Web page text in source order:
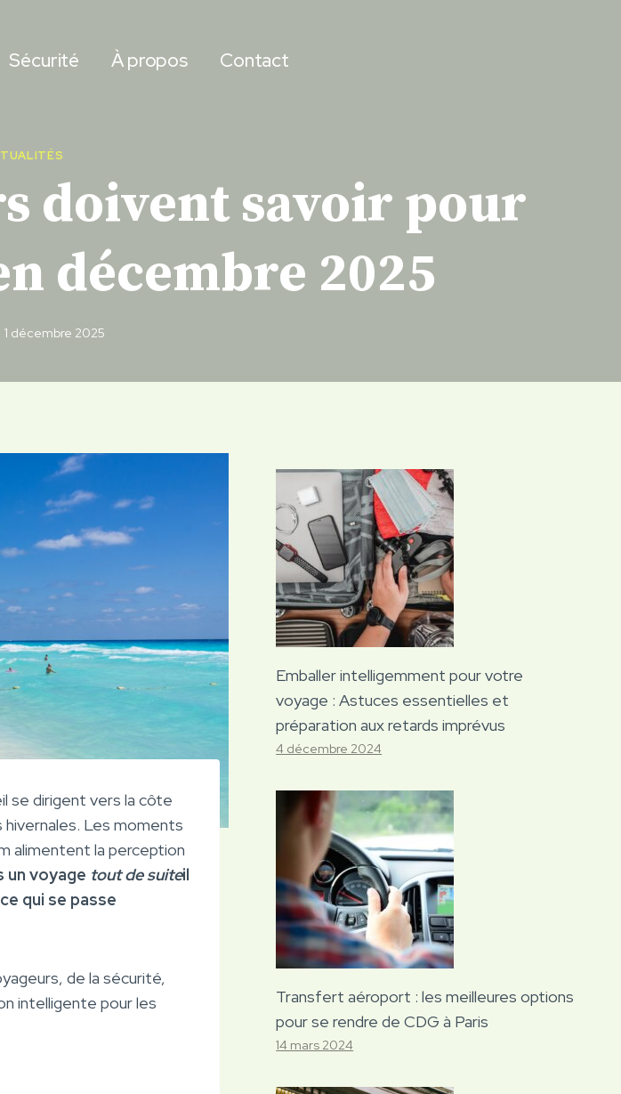
Sécurité À propos Contact
doivent savoir pour
décembre 2025
1 décembre 2025
se dirigent vers la côte
Les moments
alimentent la perception
un voyage tout de suiteil
qui se passe
de la sécurité,
intelligente pour les
Emballer intelligemment pour votre
voyage : Astuces essentielles et
préparation aux retards imprévus
4 décembre 2024
Transfert aéroport : les meilleures options
pour se rendre de CDG à Paris
14 mars 2024